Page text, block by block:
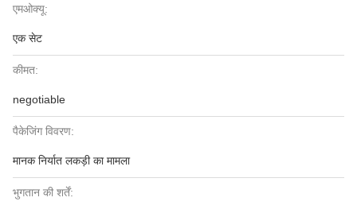
एमओक्यू:
एक सेट
कीमत:
negotiable
पैकेजिंग विवरण:
मानक निर्यात लकड़ी का मामला
भुगतान की शर्तें: